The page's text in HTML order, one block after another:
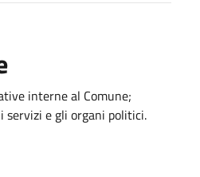
interne al Comune;
servizi e gli organi politici.